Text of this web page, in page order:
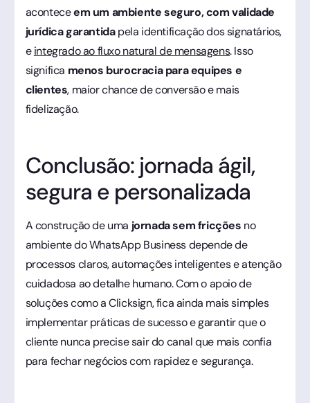
aconteceem um ambiente seguro, com validade
jurídica garantidapela identificação dos signatários,
eintegrado ao fluxo natural de mensagens. Isso
significa menos burocracia para equipes e
clientes, maior chance de conversão e mais
fidelização.
Conclusão: jornada ágil,
segura e personalizada
A construção de uma jornada sem fricções no
ambiente do WhatsApp Business depende de
processos claros, automações inteligentes e atenção
cuidadosa ao detalhe humano. Com o apoio de
soluções como a Clicksign, fica ainda mais simples
implementar práticas de sucesso e garantir que o
cliente nunca precise sair do canal que mais confia
para fechar negócios com rapidez e segurança.